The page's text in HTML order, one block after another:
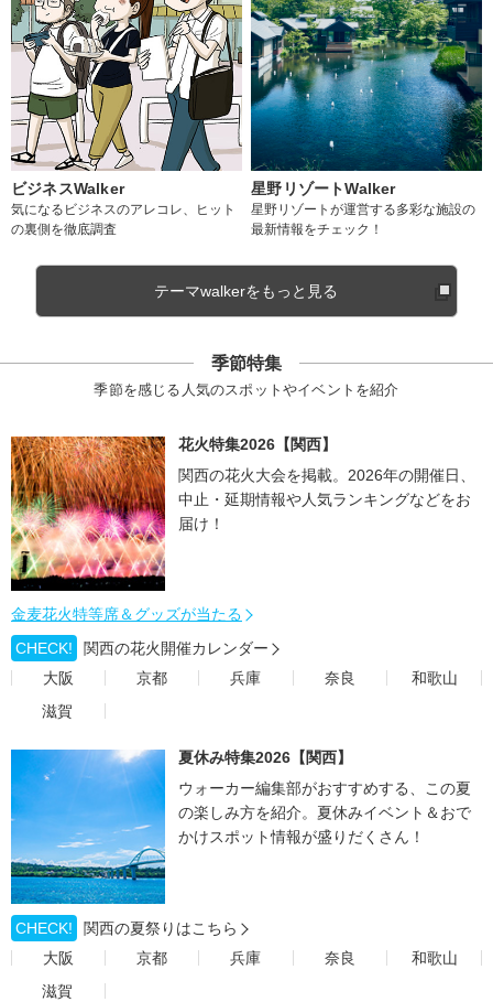
ビジネスWalker
気になるビジネスのアレコレ、ヒット
の裏側を徹底調査
星野リゾートWalker
星野リゾートが運営する多彩な施設の
最新情報をチェック！
テーマwalkerをもっと見る
季節特集
季節を感じる人気のスポットやイベントを紹介
花火特集2026【関西】
関西の花火大会を掲載。2026年の開催日、
中止・延期情報や人気ランキングなどをお
届け！
金麦花火特等席＆グッズが当たる
CHECK!
関西の花火開催カレンダー
大阪
京都 兵庫 奈良
和歌山
滋賀
夏休み特集2026【関西】
ウォーカー編集部がおすすめする、この夏
の楽しみ方を紹介。夏休みイベント＆おで
かけスポット情報が盛りだくさん！
CHECK!
関西の夏祭りはこちら
大阪
京都 兵庫 奈良
和歌山
滋賀